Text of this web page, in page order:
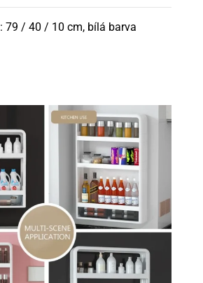
79 / 40 / 10 cm, bílá barva